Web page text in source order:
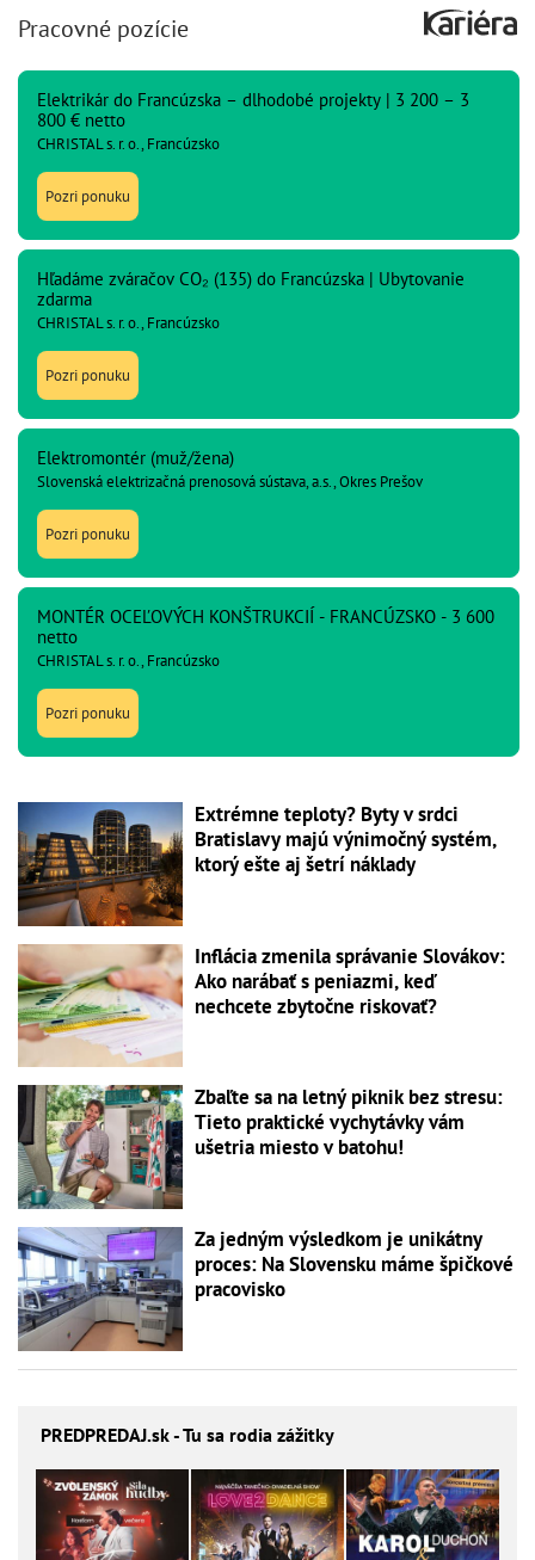
Pracovné pozície
Elektrikár do Francúzska – dlhodobé projekty | 3 200 – 3
800 € netto
CHRISTAL s. r. o., Francúzsko
Pozri ponuku
Hľadáme zváračov CO₂ (135) do Francúzska | Ubytovanie
zdarma
CHRISTAL s. r. o., Francúzsko
Pozri ponuku
Elektromontér (muž/žena)
Slovenská elektrizačná prenosová sústava, a.s., Okres Prešov
Pozri ponuku
MONTÉR OCEĽOVÝCH KONŠTRUKCIÍ - FRANCÚZSKO - 3 600
netto
CHRISTAL s. r. o., Francúzsko
Pozri ponuku
Extrémne teploty? Byty v srdci
Bratislavy majú výnimočný systém,
ktorý ešte aj šetrí náklady
Inflácia zmenila správanie Slovákov:
Ako narábať s peniazmi, keď
nechcete zbytočne riskovať?
Zbaľte sa na letný piknik bez stresu:
Tieto praktické vychytávky vám
ušetria miesto v batohu!
Za jedným výsledkom je unikátny
proces: Na Slovensku máme špičkové
pracovisko
PREDPREDAJ.sk - Tu sa rodia zážitky